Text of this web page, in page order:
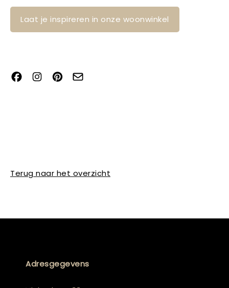
Laat je inspireren in onze woonwinkel
Terug naar het overzicht
Adresgegevens